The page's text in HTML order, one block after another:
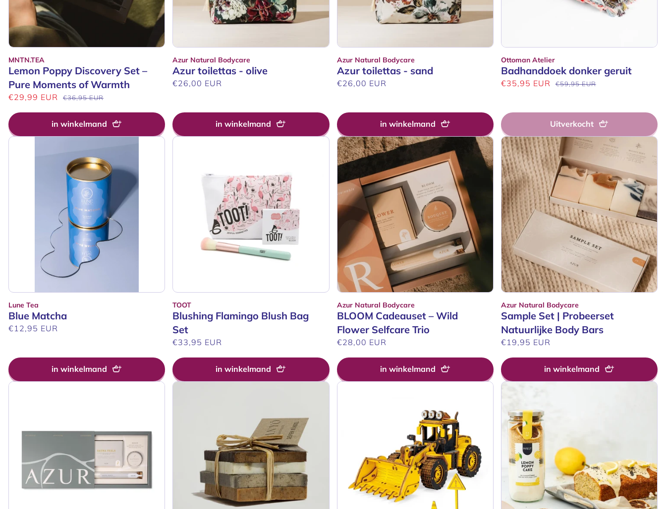
Verkoper:
MNTN.TEA
Lemon Poppy Discovery Set –
Pure Moments of Warmth
Aanbiedingsprijs
€29,99 EUR Normale
€36,95 EUR
in winkelmand
Verkoper:
Azur Natural Bodycare
Azur toilettas - olive
Normale
€26,00 EUR
in winkelmand
Verkoper:
Azur Natural Bodycare
Azur toilettas - sand
Normale
€26,00 EUR
in winkelmand
Verkoper:
Ottoman Atelier
Badhanddoek donker geruit
Aanbiedingsprijs
€35,95 EUR Normale
€59,95 EUR
Uitverkocht
Verkoper:
Lune Tea
Blue Matcha
Normale
€12,95 EUR
in winkelmand
Verkoper:
TOOT
Blushing Flamingo Blush Bag
Set
Normale
€33,95 EUR
in winkelmand
Verkoper:
Azur Natural Bodycare
BLOOM Cadeauset – Wild
Flower Selfcare Trio
Normale
€28,00 EUR
in winkelmand
Verkoper:
Azur Natural Bodycare
Sample Set | Probeerset
Natuurlijke Body Bars
Normale
€19,95 EUR
in winkelmand